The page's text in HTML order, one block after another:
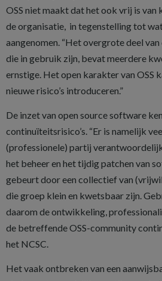
OSS niet maakt dat het ook vrij is
de organisatie, in tegenstelling tot
aangenomen. “Het overgrote deel
die in gebruik zijn, bevat meerdere
ernstige. Het open karakter van OSS
nieuwe risico’s introduceren.”
De inzet van open source software
continuïteitsrisico’s. “Er is namelijk
(professionele) partij
het beheer en het tijdig patchen van
gebeurt door een collectief van
die groep klein en kwetsbaar zijn.
daarom de ontwikkeling,
de betreffende OSS-community
het NCSC.
Het vaak ontbreken van een